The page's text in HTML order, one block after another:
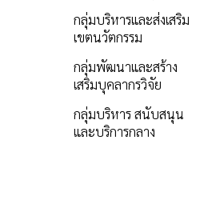
กลุ่มบริหารและส่งเสริม
เขตนวัตกรรม
กลุ่มพัฒนาและสร้าง
เสริมบุคลากรวิจัย
กลุ่มบริหาร สนับสนุน
และบริการกลาง